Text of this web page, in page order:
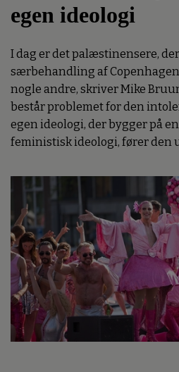
egen ideologi
I dag er det palæstinensere,
særbehandling af
nogle andre, skriver Mike
består problemet for den
egen ideologi, der bygger på
feministisk ideologi, fører den